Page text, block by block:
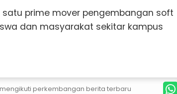
prime mover pengembangan soft
dan masyarakat sekitar kampus
perkembangan berita terbaru